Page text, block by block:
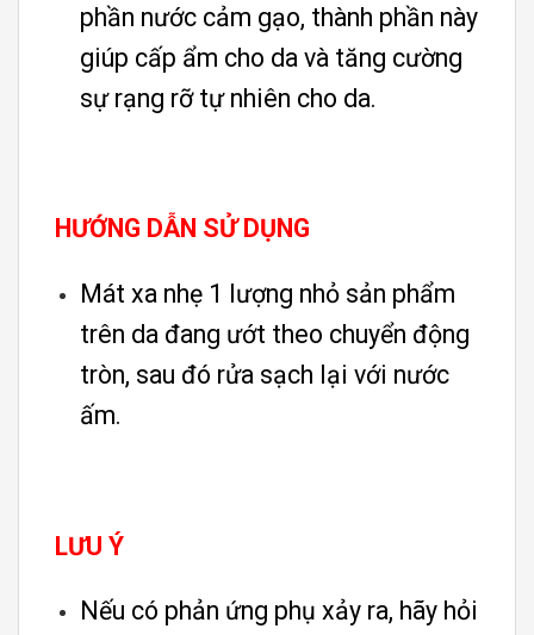
phần nước cảm gạo, thành phần này
giúp cấp ẩm cho da và tăng cường
sự rạng rỡ tự nhiên cho da.
HƯỚNG DẪN SỬ DỤNG
Mát xa nhẹ 1 lượng nhỏ sản phẩm
trên da đang ướt theo chuyển động
tròn, sau đó rửa sạch lại với nước
ấm.
LƯU Ý
Nếu có phản ứng phụ xảy ra, hãy hỏi